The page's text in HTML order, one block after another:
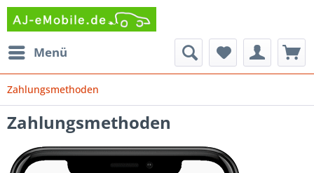
Menü
Zahlungsmethoden
Zahlungsmethoden